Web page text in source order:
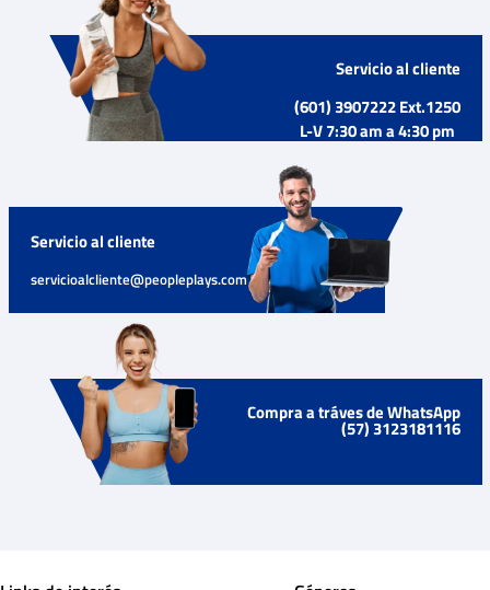
Servicio al cliente
(601) 3907222 Ext.1250
L-V 7:30 am a 4:30 pm
Servicio al cliente
servicioalcliente@peopleplays.com
Compra a tráves de WhatsApp
(57) 3123181116